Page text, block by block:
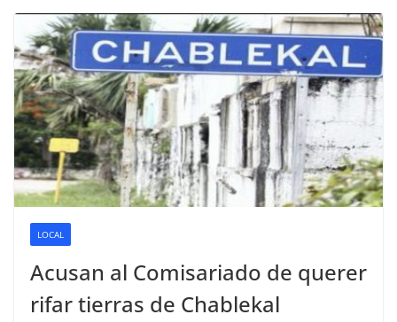
LOCAL
Acusan al Comisariado de querer
rifar tierras de Chablekal